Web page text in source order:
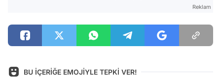
Reklam
BU İÇERİĞE EMOJİYLE TEPKİ VER!